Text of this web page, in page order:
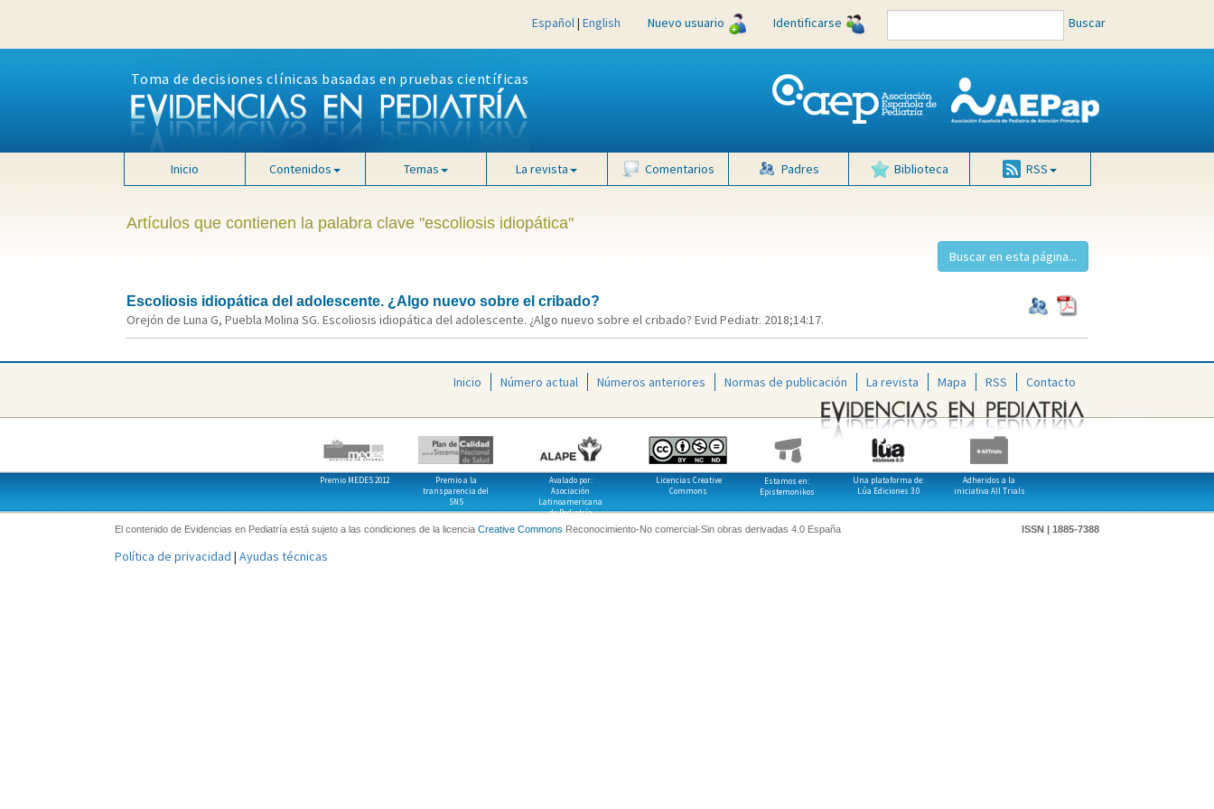
Español| English Nuevo usuario Identificarse Buscar
Toma de decisiones clínicas basadas en pruebas científicas
Inicio Contenidos Temas La revista Comentarios Padres Biblioteca RSS
Artículos que contienen la palabra clave "escoliosis idiopática"
Escoliosis idiopática del adolescente. ¿Algo nuevo sobre el cribado?
Orejón de Luna G, Puebla Molina SG. Escoliosis idiopática del adolescente. ¿Algo nuevo sobre el cribado? Evid Pediatr. 2018;14:17.
Inicio Número actual Números anteriores Normas de publicación La revista Mapa RSS Contacto
Premio MEDES 2012
Premio a la
transparencia del
SNS
Avalado por:
Asociación
Latinoamericana
de Pediatría
Licencias Creative
Commons
Estamos en:
Epistemonikos
Una plataforma de:
Lúa Ediciones 3.0
Adheridos a la
iniciativa All Trials
El contenido de Evidencias en Pediatría está sujeto a las condiciones de la licencia Creative Commons Reconocimiento-No comercial-Sin obras derivadas 4.0 España ISSN | 1885-7388
Política de privacidad | Ayudas técnicas